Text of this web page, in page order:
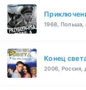
1968, Польша,
Конец
2006, Россия,